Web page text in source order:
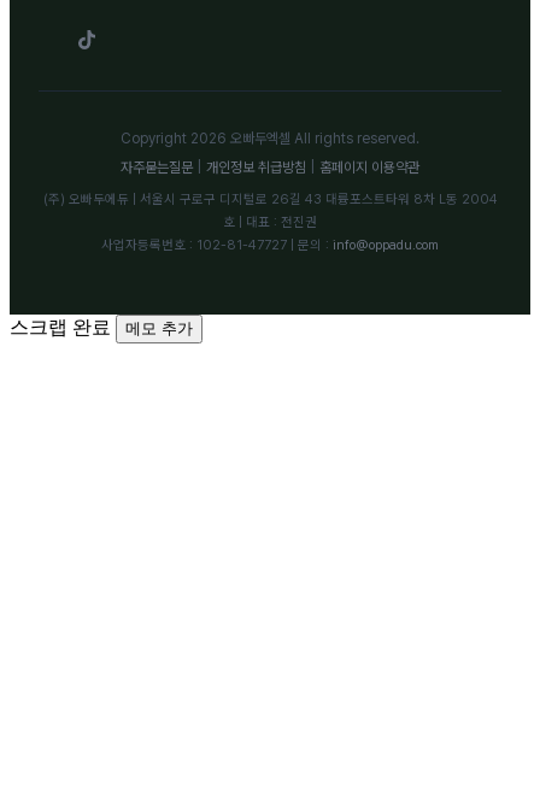
Copyright 2026 오빠두엑셀 All rights reserved.
자주묻는질문
개인정보 취급방침 홈페이지 이용약관
(주) 오빠두에듀 | 서울시 구로구 디지털로 26길 43 대륭포스트타워 8차 L동 2004
호 | 대표 : 전진권
사업자등록번호 : 102-81-47727 | 문의 : info@oppadu.com
스크랩 완료 메모 추가